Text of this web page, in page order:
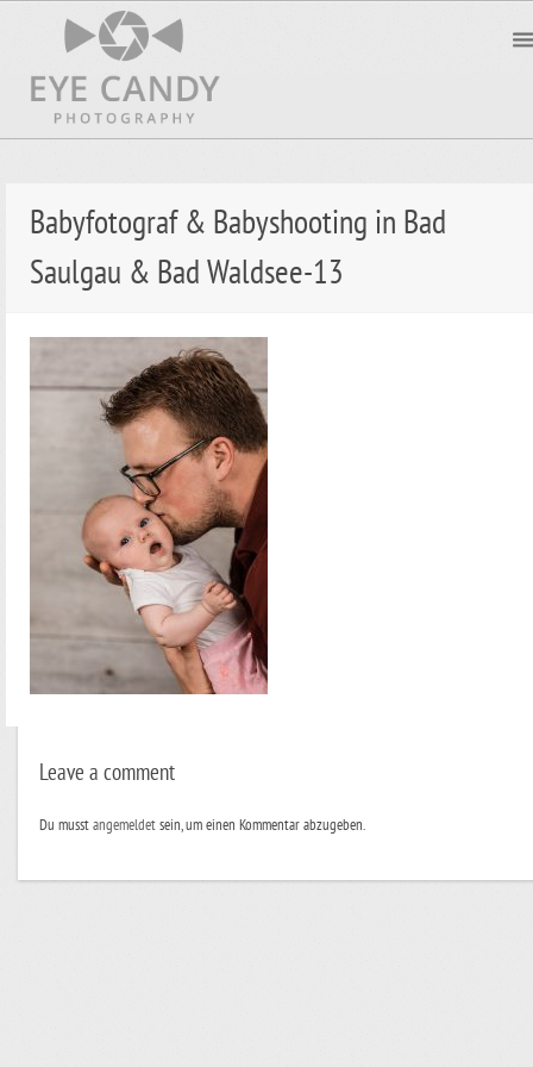
Babyfotograf & Babyshooting in Bad
Saulgau & Bad Waldsee-13
Leave a comment
Du musstangemeldetsein, um einen Kommentar abzugeben.